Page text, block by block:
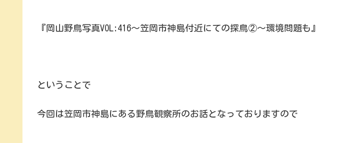
『岡山野鳥写真VOL:416～笠岡市神島付近にての探鳥②～環境問題も』
ということで
今回は笠岡市神島にある野鳥観察所のお話となっておりますので